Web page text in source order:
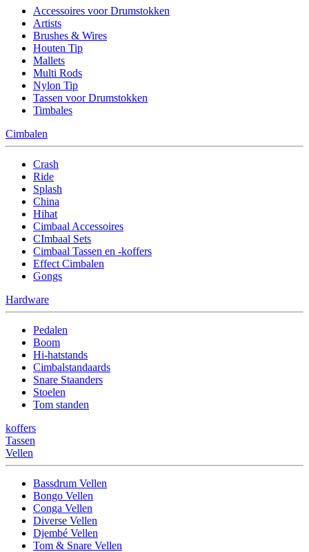
Accessoires voor Drumstokken
Artists
Brushes & Wires
Houten Tip
Mallets
Multi Rods
Nylon Tip
Tassen voor Drumstokken
Timbales
Cimbalen
Crash
Ride
Splash
China
Hihat
Cimbaal Accessoires
CImbaal Sets
Cimbaal Tassen en -koffers
Effect Cimbalen
Gongs
Hardware
Pedalen
Boom
Hi-hatstands
Cimbalstandaards
Snare Staanders
Stoelen
Tom standen
koffers
Tassen
Vellen
Bassdrum Vellen
Bongo Vellen
Conga Vellen
Diverse Vellen
Djembé Vellen
Tom & Snare Vellen